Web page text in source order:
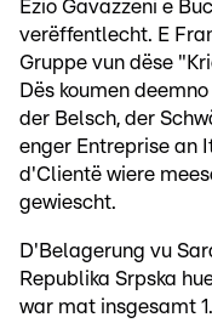
Ezio Gavazzeni e
verëffentlecht. E
Gruppe vun dëse
Dës koumen
der Belsch, der
enger Entreprise an
d'Clientë wiere
gewiescht.
D'Belagerung vu
Republika Srpska
war mat insgesamt